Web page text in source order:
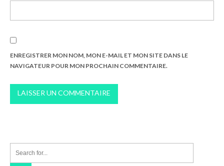
ENREGISTRER MON NOM, MON E-MAIL ET MON SITE DANS LE
NAVIGATEUR POUR MON PROCHAIN COMMENTAIRE.